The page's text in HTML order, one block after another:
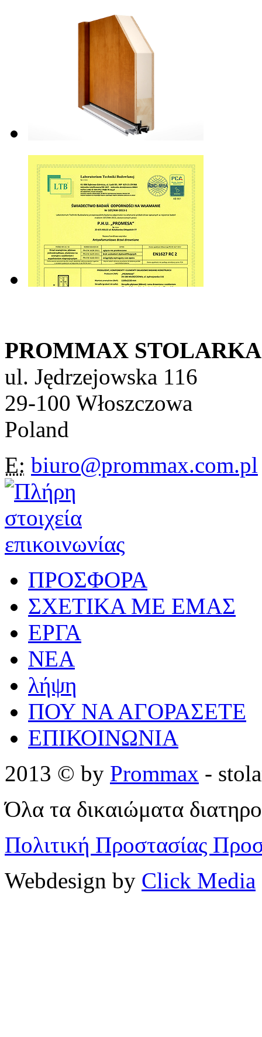
PROMMAX STOLARKA
ul. Jędrzejowska 116
29-100 Włoszczowa
Poland
E: biuro@prommax.com.pl
ΠΡΟΣΦΟΡΑ
ΣΧΕΤΙΚΑ ΜΕ ΕΜΑΣ
ΕΡΓΑ
ΝΕΑ
λήψη
ΠΟΥ ΝΑ ΑΓΟΡΑΣΕΤΕ
ΕΠΙΚΟΙΝΩΝΙΑ
2013 © by Prommax -
Όλα τα δικαιώματα
Πολιτική Προστασίας
Webdesign by Click Media